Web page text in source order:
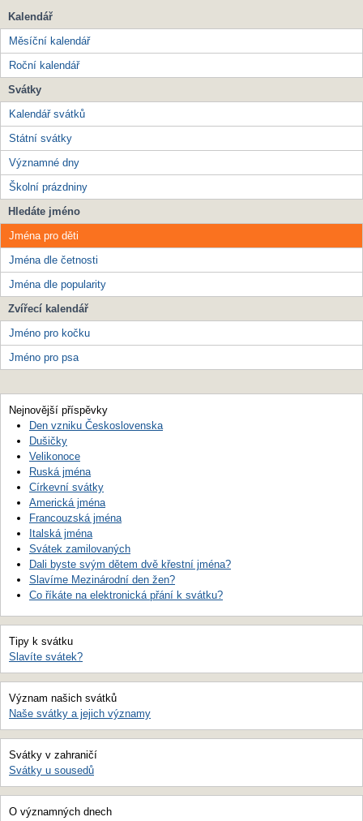
Kalendář
Měsíční kalendář
Roční kalendář
Svátky
Kalendář svátků
Státní svátky
Významné dny
Školní prázdniny
Hledáte jméno
Jména pro děti
Jména dle četnosti
Jména dle popularity
Zvířecí kalendář
Jméno pro kočku
Jméno pro psa
Nejnovější příspěvky
Den vzniku Československa
Dušičky
Velikonoce
Ruská jména
Církevní svátky
Americká jména
Francouzská jména
Italská jména
Svátek zamilovaných
Dali byste svým dětem dvě křestní jména?
Slavíme Mezinárodní den žen?
Co říkáte na elektronická přání k svátku?
Tipy k svátku
Slavíte svátek?
Význam našich svátků
Naše svátky a jejich významy
Svátky v zahraničí
Svátky u sousedů
O významných dnech